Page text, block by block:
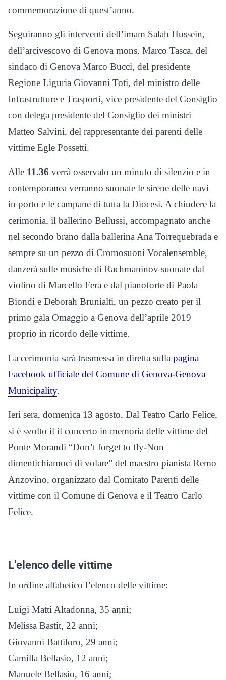
commemorazione di quest’anno.
Seguiranno gli interventi dell’imam Salah Hussein,
dell’arcivescovo di Genova mons. Marco Tasca, del
sindaco di Genova Marco Bucci, del presidente
Regione Liguria Giovanni Toti, del ministro delle
Infrastrutture e Trasporti, vice presidente del Consiglio
con delega presidente del Consiglio dei ministri
Matteo Salvini, del rappresentante dei parenti delle
vittime Egle Possetti.
Alle 11.36 verrà osservato un minuto di silenzio e in
contemporanea verranno suonate le sirene delle navi
in porto e le campane di tutta la Diocesi. A chiudere la
cerimonia, il ballerino Bellussi, accompagnato anche
nel secondo brano dalla ballerina Ana Torrequebrada e
sempre su un pezzo di Cromosuoni Vocalensemble,
danzerà sulle musiche di Rachmaninov suonate dal
violino di Marcello Fera e dal pianoforte di Paola
Biondi e Deborah Brunialti, un pezzo creato per il
primo gala Omaggio a Genova dell’aprile 2019
proprio in ricordo delle vittime.
La cerimonia sarà trasmessa in diretta sulla pagina
Facebook ufficiale del Comune di Genova-Genova
Municipality.
Ieri sera, domenica 13 agosto, Dal Teatro Carlo Felice,
si è svolto il il concerto in memoria delle vittime del
Ponte Morandi “Don’t forget to fly-Non
dimentichiamoci di volare” del maestro pianista Remo
Anzovino, organizzato dal Comitato Parenti delle
vittime con il Comune di Genova e il Teatro Carlo
Felice.
L’elenco delle vittime
In ordine alfabetico l’elenco delle vittime:
Luigi Matti Altadonna, 35 anni;
Melissa Bastit, 22 anni;
Giovanni Battiloro, 29 anni;
Camilla Bellasio, 12 anni;
Manuele Bellasio, 16 anni;